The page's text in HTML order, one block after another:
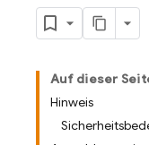
Auf dieser
Hinweis